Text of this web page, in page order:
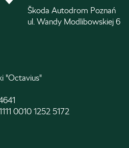
Škoda Autodrom Poznań
ul. Wandy Modlibowskiej 6
"Octavius"
0010 1252 5172